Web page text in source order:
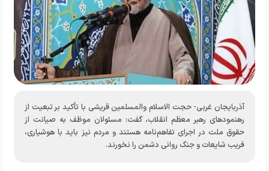
آذربایجان غربی- حجت الاسلام والمسلمین قریشی با تأکید بر تبعیت از
رهنمودهای رهبر معظم انقلاب، گفت: مسئولان موظف به صیانت از
حقوق ملت در اجرای تفاهم‌نامه هستند و مردم نیز باید با هوشیاری،
فریب شایعات و جنگ روانی دشمن را نخورند.